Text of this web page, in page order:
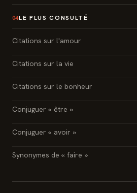
04LE PLUS CONSULTÉ
Citations sur l'amour
Citations sur la vie
Citations sur le bonheur
Conjuguer « être »
Conjuguer « avoir »
Synonymes de « faire »